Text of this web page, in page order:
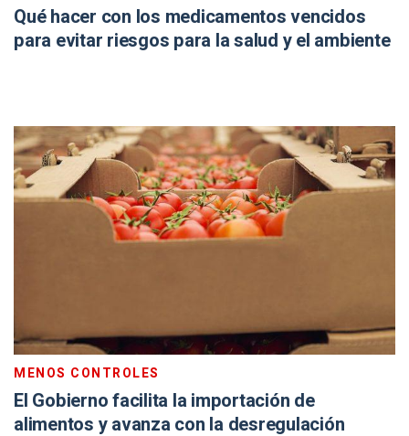
Qué hacer con los medicamentos vencidos
para evitar riesgos para la salud y el ambiente
MENOS CONTROLES
El Gobierno facilita la importación de
alimentos y avanza con la desregulación